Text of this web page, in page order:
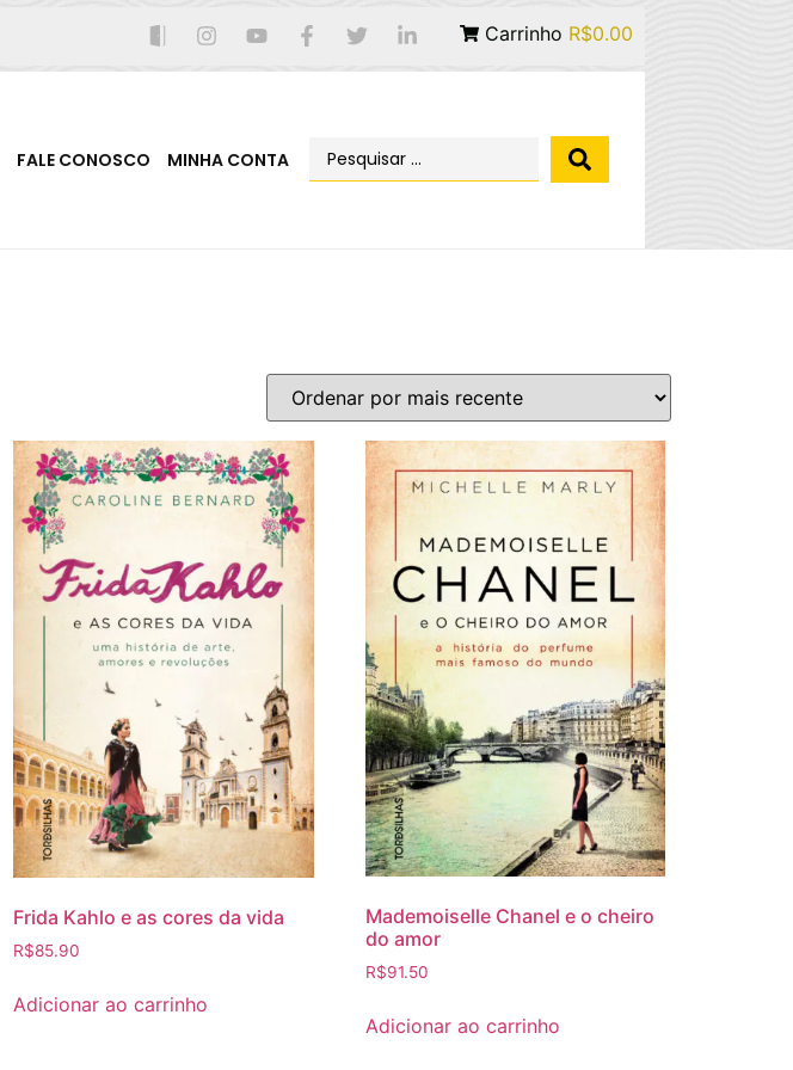
Carrinho R$0.00
FALE CONOSCO MINHA CONTA
Frida Kahlo e as cores da vida
R$85.90
Adicionar ao carrinho
Mademoiselle Chanel e o cheiro
do amor
R$91.50
Adicionar ao carrinho